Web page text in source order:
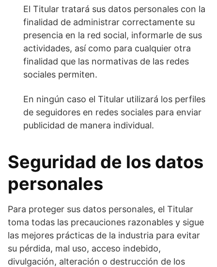
El Titular tratará sus datos personales con la
finalidad de administrar correctamente su
presencia en la red social, informarle de sus
actividades, así como para cualquier otra
finalidad que las normativas de las redes
sociales permiten.
En ningún caso el Titular utilizará los perfiles
de seguidores en redes sociales para enviar
publicidad de manera individual.
Seguridad de los datos
personales
Para proteger sus datos personales, el Titular
toma todas las precauciones razonables y sigue
las mejores prácticas de la industria para evitar
su pérdida, mal uso, acceso indebido,
divulgación, alteración o destrucción de los